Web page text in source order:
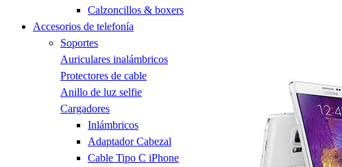
Calzoncillos & boxers
Accesorios de telefonía
Soportes
Auriculares inalámbricos
Protectores de cable
Anillo de luz selfie
Cargadores
Inlámbricos
Adaptador Cabezal
Cable Tipo C iPhone